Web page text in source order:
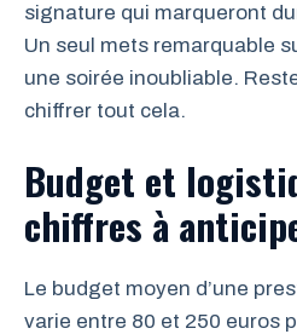
signature qui marqueront
Un seul mets remarquable
une soirée inoubliable.
chiffrer tout cela.
Budget et
chiffres à
Le budget moyen d’une
varie entre 80 et 250 euros